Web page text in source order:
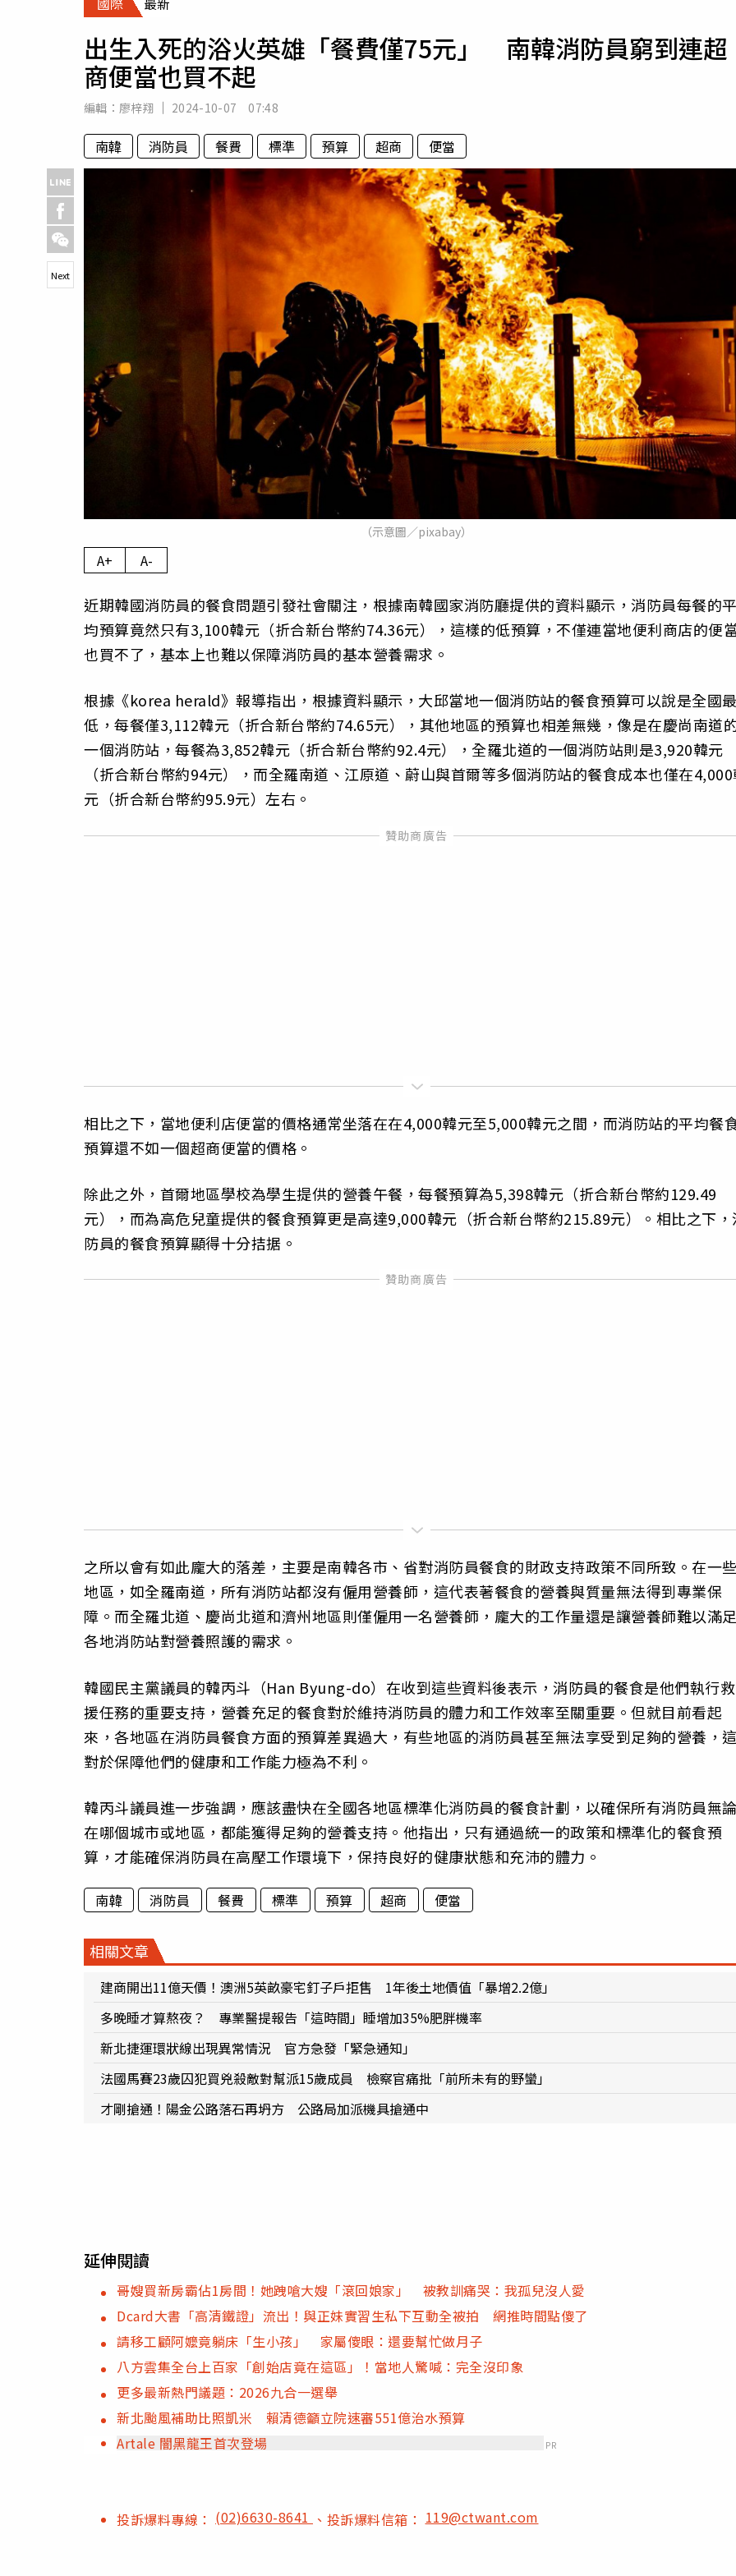
專欄
運勢
出生入死的浴火英雄「餐費僅75元」 南韓消防員窮到連超
商便當也買不起
編輯： 廖梓翔 2024-10-07 07:48
南韓 消防員 餐費 標準 預算 超商 便當
（示意圖／pixabay）
Next
A+ A-
近期韓國消防員的餐食問題引發社會關注，根據南韓國家消防廳提供的資料顯示，消防員每餐的
均預算竟然只有3,100韓元（折合新台幣約74.36元），這樣的低預算，不僅連當地便利商店的便
也買不了，基本上也難以保障消防員的基本營養需求。
根據《korea herald》報導指出，根據資料顯示，大邱當地一個消防站的餐食預算可以說是全國
低，每餐僅3,112韓元（折合新台幣約74.65元），其他地區的預算也相差無幾，像是在慶尚南道
一個消防站，每餐為3,852韓元（折合新台幣約92.4元），全羅北道的一個消防站則是3,920韓元
（折合新台幣約94元），而全羅南道、江原道、蔚山與首爾等多個消防站的餐食成本也僅在
元（折合新台幣約95.9元）左右。
相比之下，當地便利店便當的價格通常坐落在在4,000韓元至5,000韓元之間，而消防站的平均餐
預算還不如一個超商便當的價格。
除此之外，首爾地區學校為學生提供的營養午餐，每餐預算為5,398韓元（折合新台幣約129.49
元），而為高危兒童提供的餐食預算更是高達9,000韓元（折合新台幣約215.89元）。相比之下，
防員的餐食預算顯得十分拮据。
之所以會有如此龐大的落差，主要是南韓各市、省對消防員餐食的財政支持政策不同所致。在一
地區，如全羅南道，所有消防站都沒有僱用營養師，這代表著餐食的營養與質量無法得到專業保
障。而全羅北道、慶尚北道和濟州地區則僅僱用一名營養師，龐大的工作量還是讓營養師難以滿
各地消防站對營養照護的需求。
韓國民主黨議員的韓丙斗（Han Byung-do）在收到這些資料後表示，消防員的餐食是他們執行救
援任務的重要支持，營養充足的餐食對於維持消防員的體力和工作效率至關重要。但就目前看起
來，各地區在消防員餐食方面的預算差異過大，有些地區的消防員甚至無法享受到足夠的營養，
對於保障他們的健康和工作能力極為不利。
韓丙斗議員進一步強調，應該盡快在全國各地區標準化消防員的餐食計劃，以確保所有消防員無
在哪個城市或地區，都能獲得足夠的營養支持。他指出，只有通過統一的政策和標準化的餐食預
算，才能確保消防員在高壓工作環境下，保持良好的健康狀態和充沛的體力。
南韓 消防員 餐費 標準 預算 超商 便當
相關文章
建商開出11億天價！澳洲5英畝豪宅釘子戶拒售 1年後土地價值「暴增2.2億」
多晚睡才算熬夜？ 專業醫提報告「這時間」睡增加35%肥胖機率
新北捷運環狀線出現異常情況 官方急發「緊急通知」
法國馬賽23歲囚犯買兇殺敵對幫派15歲成員 檢察官痛批「前所未有的野蠻」
才剛搶通！陽金公路落石再坍方 公路局加派機具搶通中
延伸閱讀
哥嫂買新房霸佔1房間！她跩嗆大嫂「滾回娘家」 被教訓痛哭：我孤兒沒人愛
Dcard大書「高清鐵證」流出！與正妹實習生私下互動全被拍 網推時間點傻了
請移工顧阿嬤竟躺床「生小孩」 家屬傻眼：還要幫忙做月子
八方雲集全台上百家「創始店竟在這區」！當地人驚喊：完全沒印象
更多最新熱門議題：2026九合一選舉
新北颱風補助比照凱米 賴清德籲立院速審551億治水預算
Artale 闇黑龍王首次登場
PR
投訴爆料專線： (02)6630-8641 、投訴爆料信箱：119@ctwant.com